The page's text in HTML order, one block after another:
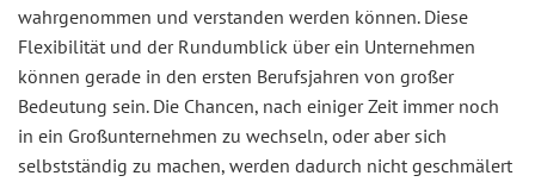
wahrgenommen und verstanden werden können. Diese
Flexibilität und der Rundumblick über ein Unternehmen
können gerade in den ersten Berufsjahren von großer
Bedeutung sein. Die Chancen, nach einiger Zeit immer noch
in ein Großunternehmen zu wechseln, oder aber sich
selbstständig zu machen, werden dadurch nicht geschmälert